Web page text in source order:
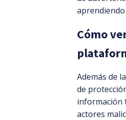
Cómo
Además de
de
información
actores